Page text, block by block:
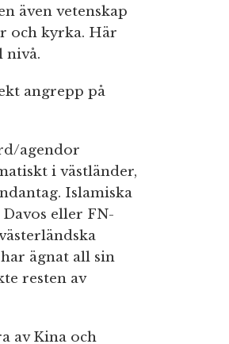
även vetenskap
och kyrka. Här
nivå.
angrepp på
agendor
i västländer,
Islamiska
eller FN-
ägnat all sin
resten av
av Kina och